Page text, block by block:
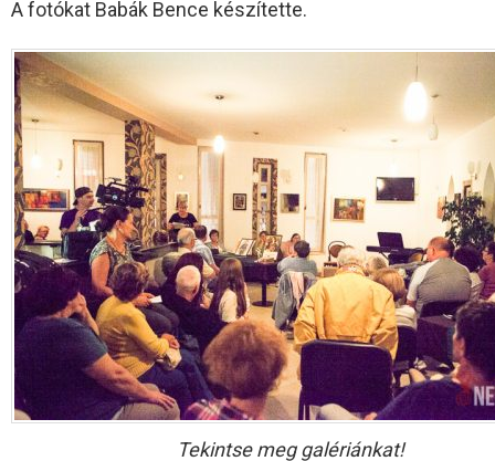
A fotókat Babák Bence készítette.
Tekintse meg galériánkat!